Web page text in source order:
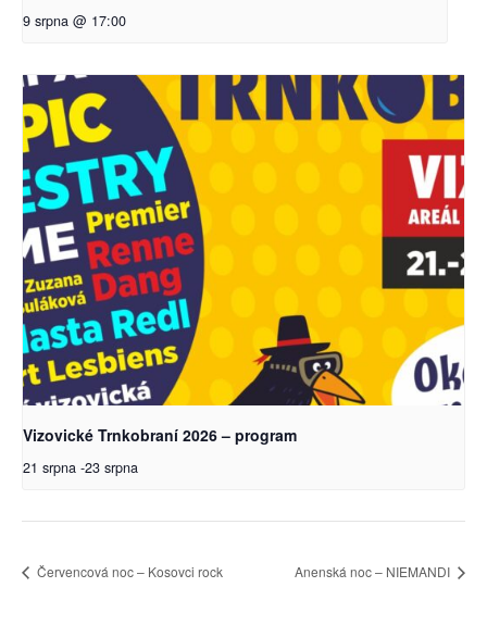
9 srpna @ 17:00
Vizovické Trnkobraní 2026 – program
21 srpna -23 srpna
Červencová noc – Kosovci rock Anenská noc – NIEMANDI